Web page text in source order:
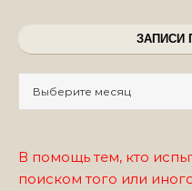
ЗАПИСИ
В помощь тем, кто
поиском того или